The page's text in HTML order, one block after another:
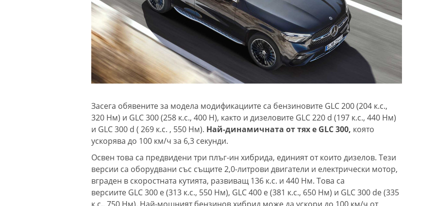
Засега обявените за модела модификациите са бензиновите GLC 200 (204 к.с.,
320 Нм) и GLC 300 (258 к.с., 400 Н), както и дизеловите GLC 220 d (197 к.с., 440 Нм)
и GLC 300 d ( 269 к.с. , 550 Нм). Най-динамичната от тях е GLC 300, която
ускорява до 100 км/ч за 6,3 секунди.
Освен това са предвидени три плъг-ин хибрида, единият от които дизелов. Тези
версии са оборудвани със същите 2,0-литрови двигатели и електрически мотор,
вграден в скоростната кутията, развиващ 136 к.с. и 440 Нм. Това са
версиите GLC 300 e (313 к.с., 550 Нм), GLC 400 e (381 к.с., 650 Нм) и GLC 300 de (335